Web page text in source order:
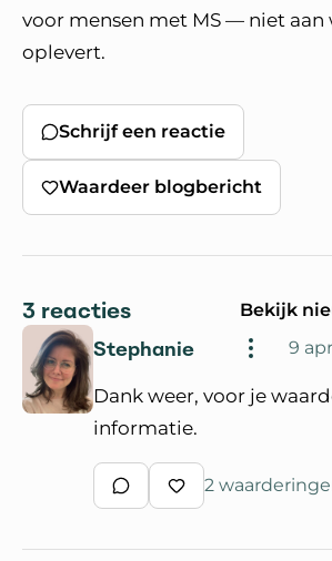
voor mensen met MS — niet aan
oplevert.
Schrijf een reactie
Waardeer blogbericht
3 reacties Bekijk
Stephanie 9
Dank weer, voor je
informatie.
Schrijf een reactie
Waardeer reactie
2